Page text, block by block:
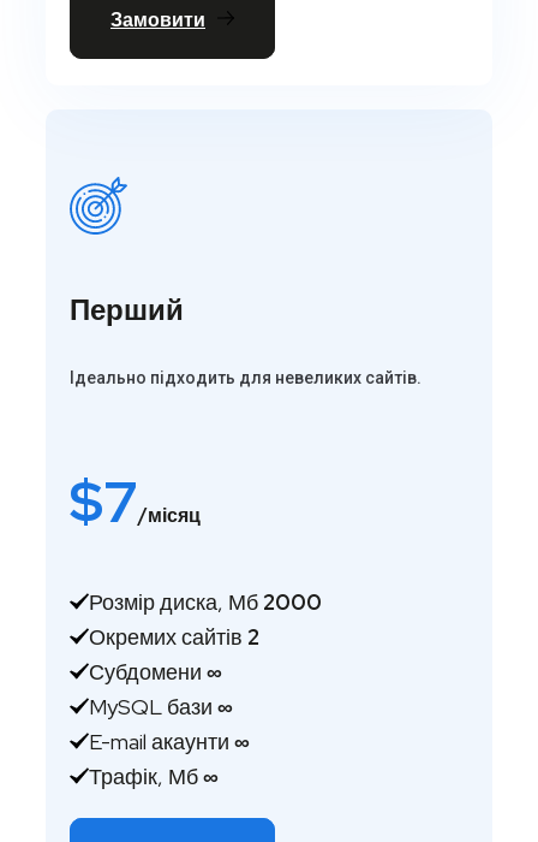
Замовити
Перший
Ідеально підходить для невеликих сайтів.
$7/місяц
Розмір диска, Мб 2000
Окремих сайтів 2
Субдомени ∞
MySQL бази ∞
E-mail акаунти ∞
Трафік, Мб∞